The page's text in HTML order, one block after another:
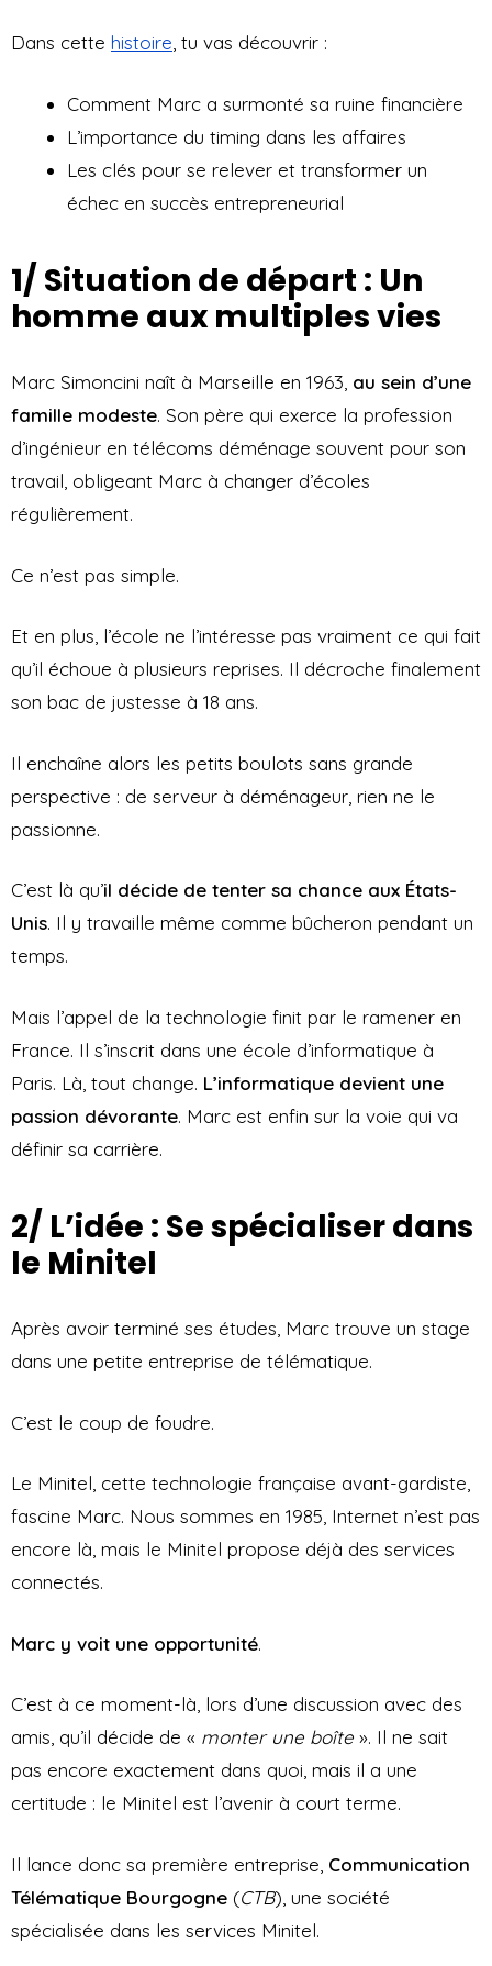
Dans cette histoire, tu vas découvrir :
Comment Marc a surmonté sa ruine financière
L’importance du timing dans les affaires
Les clés pour se relever et transformer un
échec en succès entrepreneurial
1/ Situation de départ : Un
homme aux multiples vies
Marc Simoncini naît à Marseille en 1963, au sein d’une
famille modeste. Son père qui exerce la profession
d’ingénieur en télécoms déménage souvent pour son
travail, obligeant Marc à changer d’écoles
régulièrement.
Ce n’est pas simple.
Et en plus, l’école ne l’intéresse pas vraiment ce qui fait
qu’il échoue à plusieurs reprises. Il décroche finalement
son bac de justesse à 18 ans.
Il enchaîne alors les petits boulots sans grande
perspective : de serveur à déménageur, rien ne le
passionne.
C’est là qu’il décide de tenter sa chance aux États-
Unis. Il y travaille même comme bûcheron pendant un
temps.
Mais l’appel de la technologie finit par le ramener en
France. Il s’inscrit dans une école d’informatique à
Paris. Là, tout change. L’informatique devient une
passion dévorante. Marc est enfin sur la voie qui va
définir sa carrière.
2/ L’idée : Se spécialiser dans
le Minitel
Après avoir terminé ses études, Marc trouve un stage
dans une petite entreprise de télématique.
C’est le coup de foudre.
Le Minitel, cette technologie française avant-gardiste,
fascine Marc. Nous sommes en 1985, Internet n’est pas
encore là, mais le Minitel propose déjà des services
connectés.
Marc y voit une opportunité.
C’est à ce moment-là, lors d’une discussion avec des
amis, qu’il décide de « monter une boîte ». Il ne sait
pas encore exactement dans quoi, mais il a une
certitude : le Minitel est l’avenir à court terme.
Il lance donc sa première entreprise, Communication
Télématique Bourgogne (CTB), une société
spécialisée dans les services Minitel.